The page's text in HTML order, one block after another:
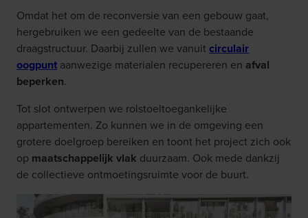
Omdat het om de reconversie van een gebouw gaat,
hergebruiken we een gedeelte van de bestaande
draagstructuur. Daarbij zullen we vanuit circulair
oogpunt aanwezige materialen recupereren en afval
beperken.
Tot slot ontwerpen we rolstoeltoegankelijke
appartementen. Zo kunnen we in de omgeving een
grotere doelgroep bereiken en toont het project zich ook
op maatschappelijk vlak duurzaam. Ook mede dankzij
de collectieve ontmoetingsruimte voor de buurt.